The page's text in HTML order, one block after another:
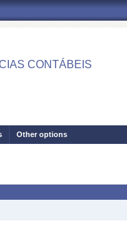
CONTÁBEIS
Other options